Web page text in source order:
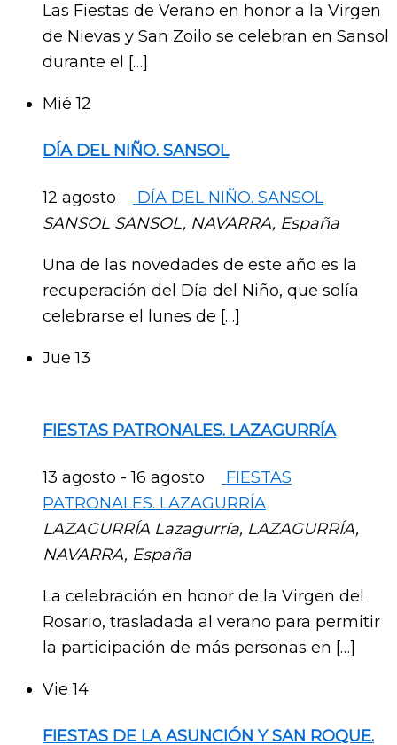
Las Fiestas de Verano en honor a la Virgen
de Nievas y San Zoilo se celebran en Sansol
durante el […]
Mié12
DÍA DEL NIÑO. SANSOL
12 agosto
DÍA DEL NIÑO. SANSOL
SANSOL SANSOL, NAVARRA, España
Una de las novedades de este año es la
recuperación del Día del Niño, que solía
celebrarse el lunes de […]
Jue13
FIESTAS PATRONALES. LAZAGURRÍA
13 agosto -16 agosto
FIESTAS
PATRONALES. LAZAGURRÍA
LAZAGURRÍA Lazagurría, LAZAGURRÍA,
NAVARRA, España
La celebración en honor de la Virgen del
Rosario, trasladada al verano para permitir
la participación de más personas en […]
Vie14
FIESTAS DE LA ASUNCIÓN Y SAN ROQUE.